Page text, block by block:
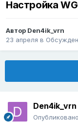
Настройка WG
Автор Den4ik_vrn
23 апреля в
Den4ik_vrn
Опубликовано